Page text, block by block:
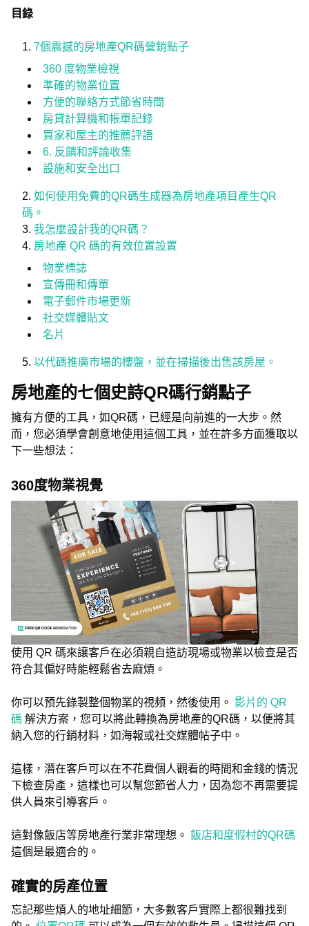
目錄
7個震撼的房地產QR碼營銷點子
360 度物業檢視
準確的物業位置
方便的聯絡方式節省時間
房貸計算機和帳單記錄
買家和屋主的推薦評語
6. 反饋和評論收集
設施和安全出口
如何使用免費的QR碼生成器為房地產項目產生QR
碼。
我怎麼設計我的QR碼？
房地產 QR 碼的有效位置設置
物業標誌
宣傳冊和傳單
電子郵件市場更新
社交媒體貼文
名片
以代碼推廣市場的樓盤，並在掃描後出售該房屋。
房地產的七個史詩QR碼行銷點子
擁有方便的工具，如QR碼，已經是向前進的一大步。然
而，您必須學會創意地使用這個工具，並在許多方面獲取以
下一些想法：
360度物業視覺
使用 QR 碼來讓客戶在必須親自造訪現場或物業以檢查是否
符合其偏好時能輕鬆省去麻煩。
你可以預先錄製整個物業的視頻，然後使用。 影片的 QR
碼 解決方案，您可以將此轉換為房地產的QR碼，以便將其
納入您的行銷材料，如海報或社交媒體帖子中。
這樣，潛在客戶可以在不花費個人觀看的時間和金錢的情況
下檢查房產，這樣也可以幫您節省人力，因為您不再需要提
供人員來引導客戶。
這對像飯店等房地產行業非常理想。 飯店和度假村的QR碼
這個是最適合的。
確實的房產位置
忘記那些煩人的地址細節，大多數客戶實際上都很難找到